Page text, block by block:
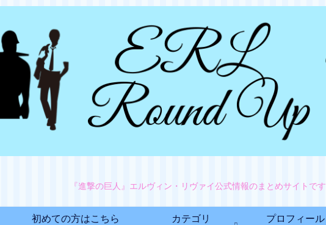
『進撃の巨人』エルヴィン・リヴァイ公式情報のまとめサイトです
初めての方はこちら
カテゴリ
プロフィール